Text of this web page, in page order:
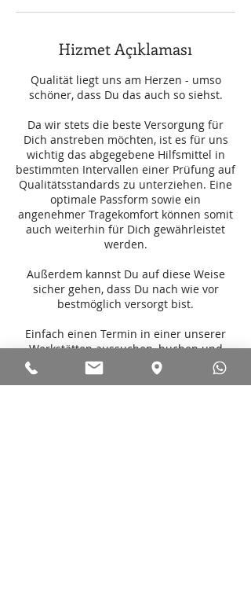
Hizmet Açıklaması
Qualität liegt uns am Herzen - umso
schöner, dass Du das auch so siehst.
Da wir stets die beste Versorgung für
Dich anstreben möchten, ist es für uns
wichtig das abgegebene Hilfsmittel in
bestimmten Intervallen einer Prüfung auf
Qualitätsstandards zu unterziehen. Eine
optimale Passform sowie ein
angenehmer Tragekomfort können somit
auch weiterhin für Dich gewährleistet
werden.
Außerdem kannst Du auf diese Weise
sicher gehen, dass Du nach wie vor
bestmöglich versorgt bist.
Einfach einen Termin in einer unserer
Werkstätten aussuchen, buchen und